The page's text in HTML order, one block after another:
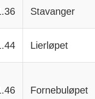
Stavanger
Lierløpet
Fornebuløpet